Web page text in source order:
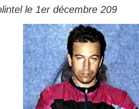
le 1er décembre 209